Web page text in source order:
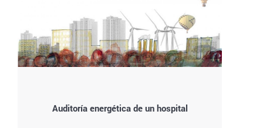
Auditoría energética de un hospital